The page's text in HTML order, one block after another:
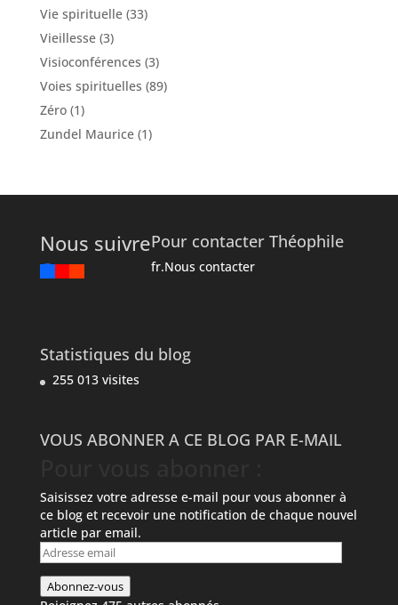
Vie spirituelle(33)
Vieillesse(3)
Visioconférences (3)
Voies spirituelles (89)
Zéro(1)
Zundel Maurice(1)
Nous suivrePour contacter Théophile
fr.Nous contacter
Statistiques du blog
255 013 visites
VOUS ABONNER A CE BLOG PAR E-MAIL
Saisissez votre adresse e-mail pour vous abonner à
ce blog et recevoir une notification de chaque nouvel
article par email.
Adresse
email
Abonnez-vous